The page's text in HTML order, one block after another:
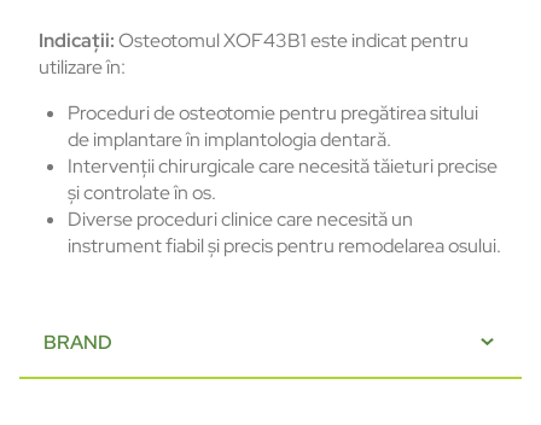
Indicații:Osteotomul XOF43B1 este indicat pentru
utilizare în:
Proceduri de osteotomie pentru pregătirea sitului
de implantare în implantologia dentară.
Intervenții chirurgicale care necesită tăieturi precise
și controlate în os.
Diverse proceduri clinice care necesită un
instrument fiabil și precis pentru remodelarea osului.
BRAND